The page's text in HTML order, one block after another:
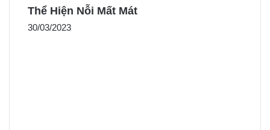
Thể Hiện Nỗi Mất Mát
30/03/2023